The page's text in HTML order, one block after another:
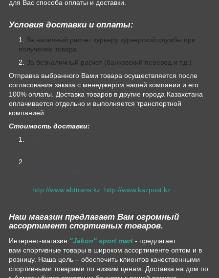
для Вас способа оплаты и доставки.
Условия доставки и оплаты:
За наличный расчет курьеру курьерской службы при
получении товара.
За безналичный расчет (банковский перевод и т.д.)
Отправка выбранного Вами товара осуществляется после
согласования заказа с менеджером нашей компании и его
100% оплаты. Доставка товаров в другие города Казахстана
оплачивается отдельно и выполняется транспортной
компанией
Стоимость доставки:
http://www.abttrans.kz http://www.kazpost.kz
Наш магазин предлагает Вам огромный
ассортимент спортивных товаров.
Интернет-магазин "Jakon" sport mart - предлагает
вам спортивные товары в широком ассортименте оптом и в
розницу. Наша цель – обеспечить клиентов качественными
спортивными товарами по низким ценам. Доставка на дом по